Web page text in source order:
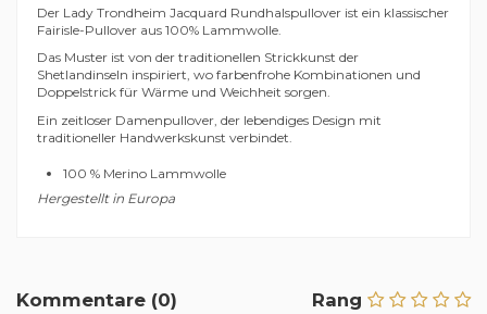
Der Lady Trondheim Jacquard Rundhalspullover ist ein klassischer
Fairisle-Pullover aus 100% Lammwolle.
Das Muster ist von der traditionellen Strickkunst der
Shetlandinseln inspiriert, wo farbenfrohe Kombinationen und
Doppelstrick für Wärme und Weichheit sorgen.
Ein zeitloser Damenpullover, der lebendiges Design mit
traditioneller Handwerkskunst verbindet.
100 % Merino Lammwolle
Hergestellt in Europa
Rang
Kommentare (0)